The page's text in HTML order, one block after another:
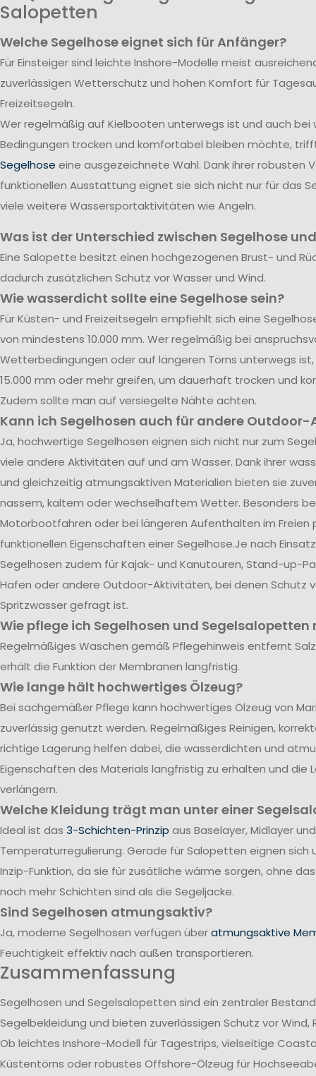
Salopetten
Welche Segelhose eignet sich für Anfänger?
Für Einsteiger sind leichte Inshore-Modelle meist
zuverlässigen Wetterschutz und hohen Komfort für
Freizeitsegeln.
Wer regelmäßig auf Kielbooten unterwegs ist und auch bei
Bedingungen trocken und komfortabel bleiben möchte,
Segelhose eine ausgezeichnete Wahl. Dank ihrer robusten
funktionellen Ausstattung eignet sie sich nicht nur für das
viele weitere Wassersportaktivitäten wie Angeln.
Was ist der Unterschied zwischen Segelhose
Eine Salopette besitzt einen hochgezogenen Brust- und
dadurch zusätzlichen Schutz vor Wasser und Wind.
Wie wasserdicht sollte eine Segelhose sein?
Für Küsten- und Freizeitsegeln empfiehlt sich eine
von mindestens 10.000 mm. Wer regelmäßig bei
Wetterbedingungen oder auf längeren Törns unterwegs
15.000 mm oder mehr greifen, um dauerhaft trocken und
Zudem sollte man auf versiegelte Nähte achten.
Kann ich Segelhosen auch für andere
Ja, hochwertige Segelhosen eignen sich nicht nur zum
viele andere Aktivitäten auf und am Wasser. Dank ihrer
und gleichzeitig atmungsaktiven Materialien bieten sie
nassem, kaltem oder wechselhaftem Wetter. Besonders
Motorbootfahren oder bei längeren Aufenthalten im Freien
funktionellen Eigenschaften einer Segelhose.Je nach
Segelhosen zudem für Kajak- und Kanutouren, Stand-up-
Hafen oder andere Outdoor-Aktivitäten, bei denen Schutz
Spritzwasser gefragt ist.
Wie pflege ich Segelhosen und Segelsalopetten
Regelmäßiges Waschen gemäß Pflegehinweis entfernt
erhält die Funktion der Membranen langfristig.
Wie lange hält hochwertiges Ölzeug?
Bei sachgemäßer Pflege kann hochwertiges Ölzeug von
zuverlässig genutzt werden. Regelmäßiges Reinigen,
richtige Lagerung helfen dabei, die wasserdichten und
Eigenschaften des Materials langfristig zu erhalten und die
verlängern.
Welche Kleidung trägt man unter einer
Ideal ist das 3-Schichten-Prinzip aus Baselayer, Midlayer
Temperaturregulierung. Gerade für Salopetten eignen sich
Inzip-Funktion, da sie für zusätliche wärme sorgen, ohne
noch mehr Schichten sind als die Segeljacke.
Sind Segelhosen atmungsaktiv?
Ja, moderne Segelhosen verfügen überatmungsaktive
Feuchtigkeit effektiv nach außen transportieren.
Zusammenfassung
Segelhosen und Segelsalopetten sind ein zentraler
Segelbekleidung und bieten zuverlässigen Schutz vor Wind,
Ob leichtes Inshore-Modell für Tagestrips, vielseitige
Küstentörns oder robustes Offshore-Ölzeug für